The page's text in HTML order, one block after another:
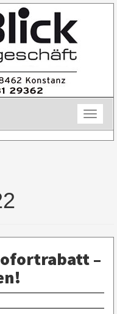
Toggle
–